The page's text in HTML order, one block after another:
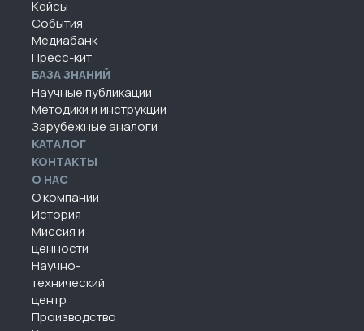
Кейсы
События
Медиабанк
Пресс-кит
БАЗА ЗНАНИЙ
Научные публикации
Методики и инструкции
Зарубежные аналоги
КАТАЛОГ
КОНТАКТЫ
О НАС
О компании
История
Миссия и
ценности
Научно-
технический
центр
Производство